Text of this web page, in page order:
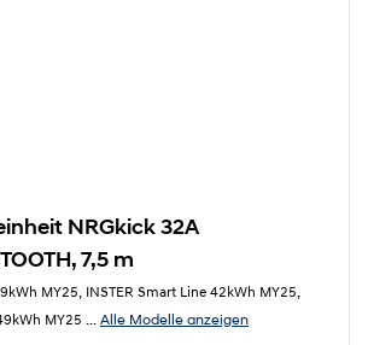
NRGkick 32A
7,5 m
MY25, INSTER Smart Line 42kWh MY25,
MY25 ... Alle Modelle anzeigen